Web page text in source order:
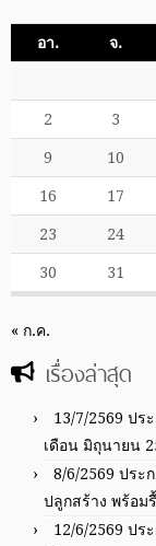
อา. จ.
2 3
9 10
16 17
23 24
30 31
« ก.ค.
เรื่องล่าสุด
13/7/2569 ปร
เดือน มิถุนายน
8/6/2569 ประ
ปลูกสร้าง พร้อม
12/6/2569 ปร